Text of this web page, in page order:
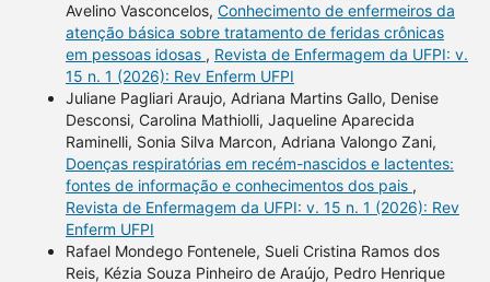
Avelino Vasconcelos, Conhecimento de enfermeiros da
atenção básica sobre tratamento de feridas crônicas
em pessoas idosas , Revista de Enfermagem da UFPI: v.
15 n. 1 (2026): Rev Enferm UFPI
Juliane Pagliari Araujo, Adriana Martins Gallo, Denise
Desconsi, Carolina Mathiolli, Jaqueline Aparecida
Raminelli, Sonia Silva Marcon, Adriana Valongo Zani,
Doenças respiratórias em recém-nascidos e lactentes:
fontes de informação e conhecimentos dos pais ,
Revista de Enfermagem da UFPI: v. 15 n. 1 (2026): Rev
Enferm UFPI
Rafael Mondego Fontenele, Sueli Cristina Ramos dos
Reis, Kézia Souza Pinheiro de Araújo, Pedro Henrique